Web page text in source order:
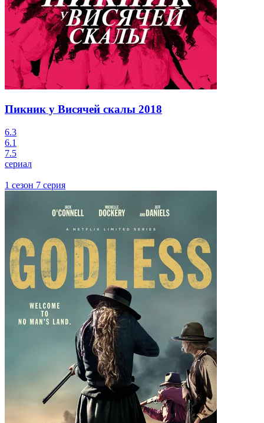
Пикник у Висячей скалы 2018
6.3
6.1
7.5
сериал
1 сезон 7 серия